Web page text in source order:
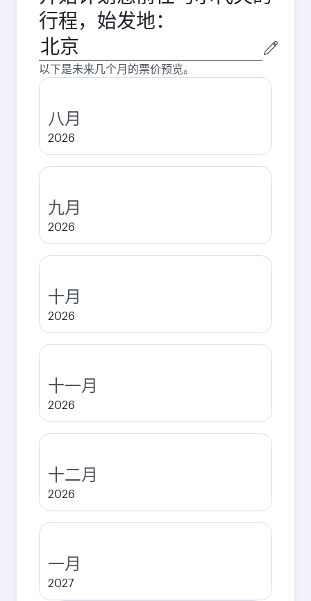
行程，始发地：
始
发
城
市
以下是未来几个月的票价预览。
八月
2026
九月
2026
十月
2026
十一月
2026
十二月
2026
一月
2027